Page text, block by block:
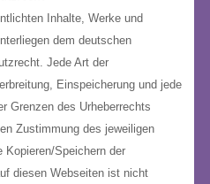
Inhalte, Werke und
dem deutschen
Jede Art der
Einspeicherung und jede
Grenzen des Urheberrechts
Zustimmung des jeweiligen
Kopieren/Speichern der
diesen Webseiten ist nicht